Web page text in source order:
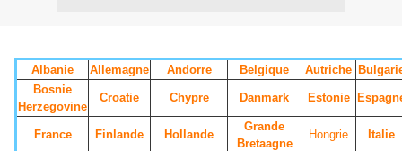
Albanie Allemagne Andorre Belgique Autriche
Bosnie
Herzegovine
Croatie Chypre Danmark Estonie
France Finlande Hollande
Grande
Bretaagne
Hongrie Italie